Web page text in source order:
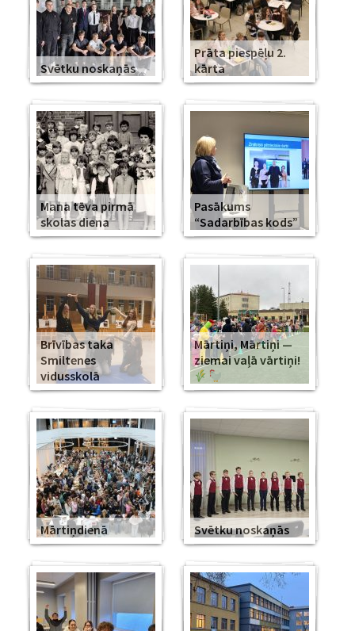
Svētku noskaņās
Prāta piespēļu 2.
kārta
Mana tēva pirmā
skolas diena
Pasākums
“Sadarbības kods”
Brīvības taka
Smiltenes
vidusskolā
Mārtiņi, Mārtiņi —
ziemai vaļā vārtiņi!
Mārtiņdienā Svētku noskaņās